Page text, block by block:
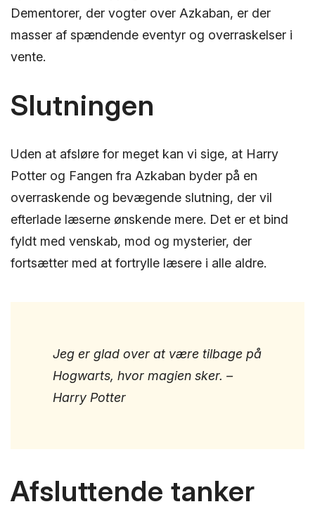
Dementorer, der vogter over Azkaban, er der
masser af spændende eventyr og overraskelser i
vente.
Slutningen
Uden at afsløre for meget kan vi sige, at Harry
Potter og Fangen fra Azkaban byder på en
overraskende og bevægende slutning, der vil
efterlade læserne ønskende mere. Det er et bind
fyldt med venskab, mod og mysterier, der
fortsætter med at fortrylle læsere i alle aldre.
Jeg er glad over at være tilbage på
Hogwarts, hvor magien sker. –
Harry Potter
Afsluttende tanker